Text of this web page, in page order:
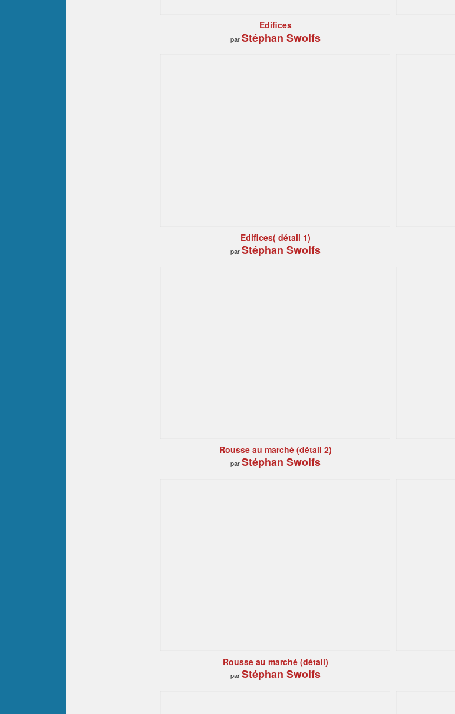
Edifices
parStéphan Swolfs
Edifices( détail 1)
parStéphan Swolfs
Rousse au marché (détail 2)
parStéphan Swolfs
Rousse au marché (détail)
parStéphan Swolfs